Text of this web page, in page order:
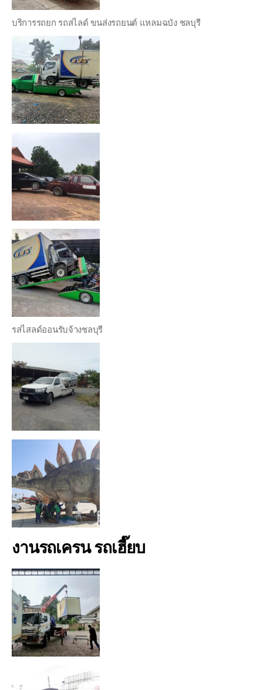
บริการรถยก รถสไลด์ ขนส่งรถยนต์ แหลมฉบัง ชลบุรี
รสไสลด์ออนรับจ้างชลบุรี
งานรถเครน รถเฮี๊ยบ